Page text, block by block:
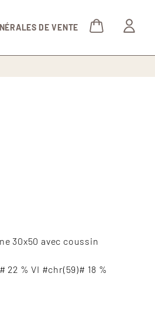
DE VENTE
30x50 avec coussin
% VI #chr(59)# 18 %